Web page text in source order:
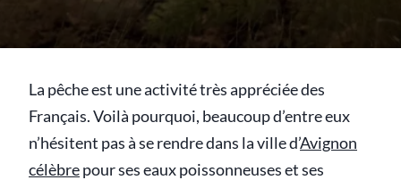
La pêche est une activité très appréciée des
Français. Voilà pourquoi, beaucoup d’entre eux
n’hésitent pas à se rendre dans la ville d’Avignon
célèbrepour ses eaux poissonneuses et ses